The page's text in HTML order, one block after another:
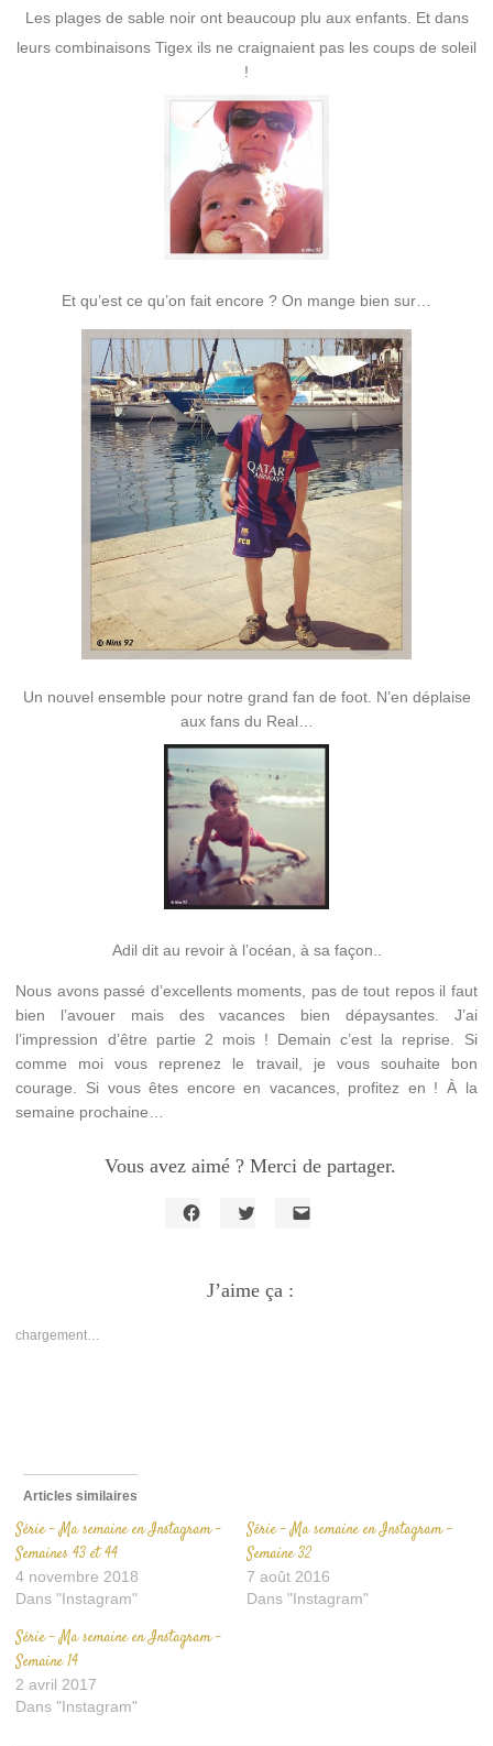
Les plages de sable noir ont beaucoup plu aux enfants. Et dans
leurs combinaisons Tigex ils ne craignaient pas les coups de soleil
!
Et qu’est ce qu’on fait encore ? On mange bien sur…
Un nouvel ensemble pour notre grand fan de foot. N’en déplaise
aux fans du Real…
Adil dit au revoir à l’océan, à sa façon..
Nous avons passé d’excellents moments, pas de tout repos il faut
bien l’avouer mais des vacances bien dépaysantes. J’ai
l’impression d’être partie 2 mois ! Demain c’est la reprise. Si
comme moi vous reprenez le travail, je vous souhaite bon
courage. Si vous êtes encore en vacances, profitez en ! À la
semaine prochaine…
Vous avez aimé ? Merci de partager.
Facebook(ouvre
dans
Twitter(ouvre
dans
J’aime ça :
chargement…
Articles similaires
Série – Ma semaine en Instagram –
Semaines 43 et 44
4 novembre 2018
Dans "Instagram"
Série – Ma semaine en Instagram –
Semaine 32
7 août 2016
Dans "Instagram"
Série – Ma semaine en Instagram –
Semaine 14
2 avril 2017
Dans "Instagram"